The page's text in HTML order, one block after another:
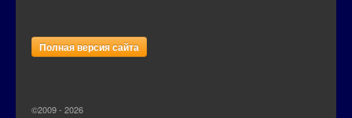
Полная версия сайта
©2009 - 2026